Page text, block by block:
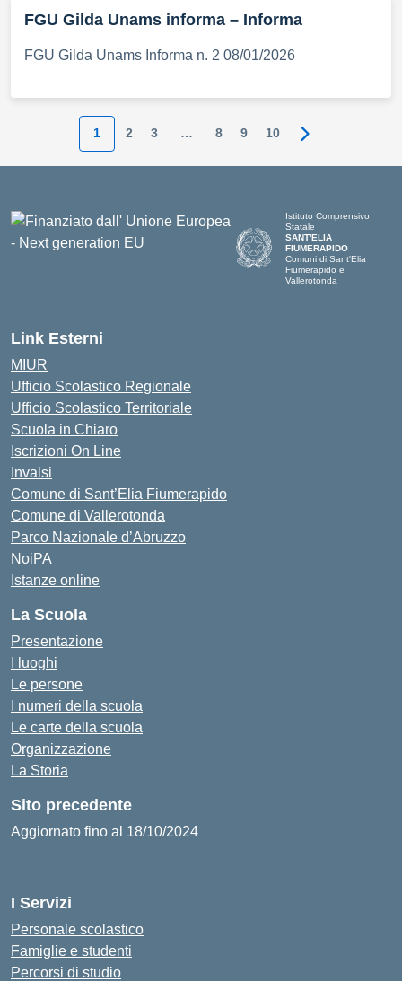
FGU Gilda Unams informa – Informa
FGU Gilda Unams Informa n. 2 08/01/2026
1 2 3 … 8 9 10 Pagina
Istituto Comprensivo
Statale
SANT'ELIA
FIUMERAPIDO
Comuni di Sant'Elia
Fiumerapido e
Vallerotonda
Link Esterni
MIUR
Ufficio Scolastico Regionale
Ufficio Scolastico Territoriale
Scuola in Chiaro
Iscrizioni On Line
Invalsi
Comune di Sant’Elia Fiumerapido
Comune di Vallerotonda
Parco Nazionale d’Abruzzo
NoiPA
Istanze online
La Scuola
Presentazione
I luoghi
Le persone
I numeri della scuola
Le carte della scuola
Organizzazione
La Storia
Sito precedente
Aggiornato fino al 18/10/2024
I Servizi
Personale scolastico
Famiglie e studenti
Percorsi di studio